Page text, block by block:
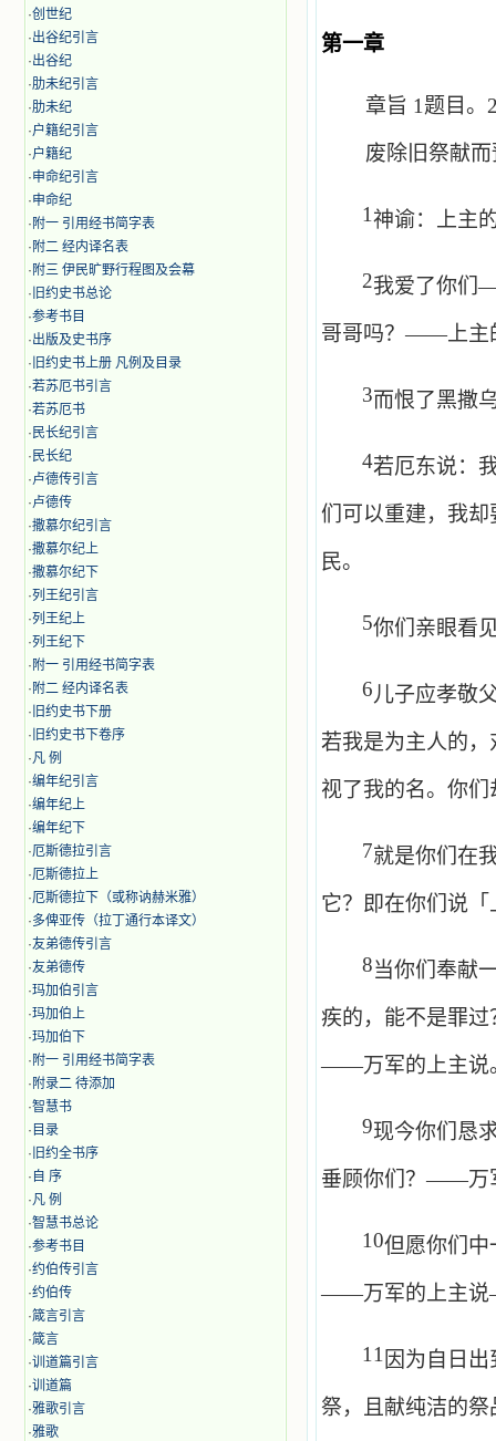
·创世纪
·出谷纪引言
·出谷纪
·肋未纪引言
·肋未纪
·户籍纪引言
·户籍纪
·申命纪引言
·申命纪
· 附一 引用经书简字表
· 附二 经内译名表
· 附三 伊民旷野行程图及会幕
· 旧约史书总论
·参考书目
·出版及史书序
· 旧约史书上册 凡例及目录
·若苏厄书引言
·若苏厄书
· 民长纪引言
· 民长纪
·卢德传引言
·卢德传
·撒慕尔纪引言
·撒慕尔纪上
·撒慕尔纪下
·列王纪引言
·列王纪上
·列王纪下
· 附一 引用经书简字表
· 附二 经内译名表
· 旧约史书下册
· 旧约史书下卷序
·凡 例
·编年纪引言
·编年纪上
·编年纪下
·厄斯德拉引言
·厄斯德拉上
·厄斯德拉下（或称讷赫米雅）
·多俾亚传（拉丁通行本译文）
·友弟德传引言
·友弟德传
·玛加伯引言
·玛加伯上
·玛加伯下
· 附一 引用经书简字表
· 附录二 待添加
·智慧书
· 目录
· 旧约全书序
· 自 序
·凡 例
·智慧书总论
·参考书目
·约伯传引言
·约伯传
·箴言引言
·箴言
·训道篇引言
·训道篇
·雅歌引言
·雅歌
第一章
章旨 1 题目。
废除旧祭献
1神谕：上主
2我爱了你们
哥哥吗？——上主
3而恨了黑撒
4若厄东说：
们可以重建，我
民。
5你们亲眼看
6儿子应孝敬
若我是为主人的
视了我的名。你
7就是你们在
它？即在你们说
8当你们奉献
疾的，能不是罪
——万军的上主说
9现今你们恳
垂顾你们？——万
10但愿你们中
——万军的上主说
11 因为自日
祭，且献纯洁的